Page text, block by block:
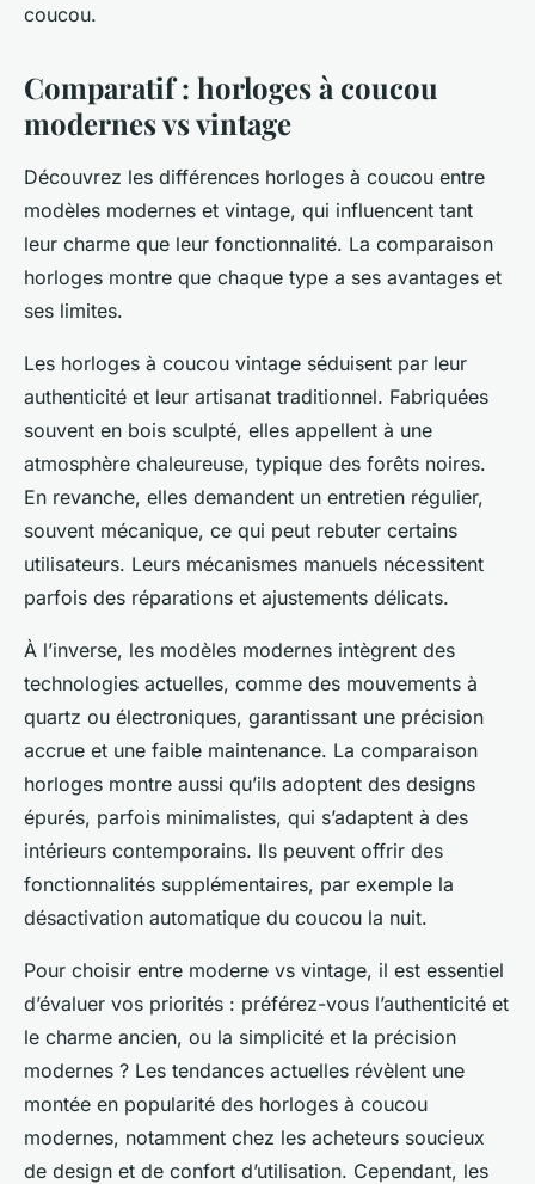
coucou.
Comparatif : horloges à coucou
modernes vs vintage
Découvrez les différences horloges à coucou entre
modèles modernes et vintage, qui influencent tant
leur charme que leur fonctionnalité. La comparaison
horloges montre que chaque type a ses avantages et
ses limites.
Les horloges à coucou vintage séduisent par leur
authenticité et leur artisanat traditionnel. Fabriquées
souvent en bois sculpté, elles appellent à une
atmosphère chaleureuse, typique des forêts noires.
En revanche, elles demandent un entretien régulier,
souvent mécanique, ce qui peut rebuter certains
utilisateurs. Leurs mécanismes manuels nécessitent
parfois des réparations et ajustements délicats.
À l’inverse, les modèles modernes intègrent des
technologies actuelles, comme des mouvements à
quartz ou électroniques, garantissant une précision
accrue et une faible maintenance. La comparaison
horloges montre aussi qu’ils adoptent des designs
épurés, parfois minimalistes, qui s’adaptent à des
intérieurs contemporains. Ils peuvent offrir des
fonctionnalités supplémentaires, par exemple la
désactivation automatique du coucou la nuit.
Pour choisir entre moderne vs vintage, il est essentiel
d’évaluer vos priorités : préférez-vous l’authenticité et
le charme ancien, ou la simplicité et la précision
modernes ? Les tendances actuelles révèlent une
montée en popularité des horloges à coucou
modernes, notamment chez les acheteurs soucieux
de design et de confort d’utilisation. Cependant, les